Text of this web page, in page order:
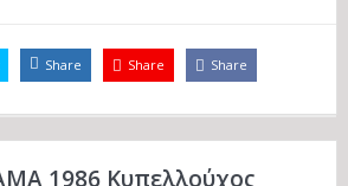
Share Share Share
1986 Κυπελλούχος